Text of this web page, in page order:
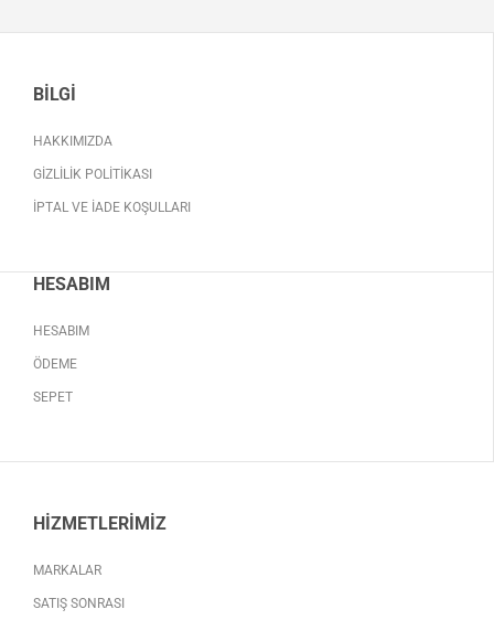
BILGI
HAKKIMIZDA
GIZLILIK POLITIKASI
İPTAL VE İADE KOŞULLARI
HESABIM
HESABIM
ÖDEME
SEPET
HIZMETLERIMIZ
MARKALAR
SATIŞ SONRASI